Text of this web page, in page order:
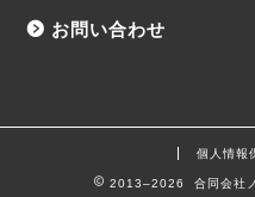
お問い合わせ
個人情報
2013–2026 合同会社